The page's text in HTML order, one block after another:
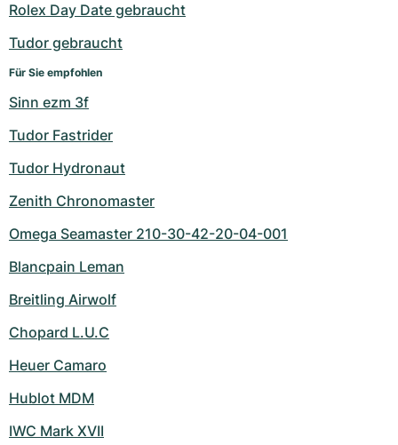
Rolex Day Date gebraucht
Tudor gebraucht
Für Sie empfohlen
Sinn ezm 3f
Tudor Fastrider
Tudor Hydronaut
Zenith Chronomaster
Omega Seamaster 210-30-42-20-04-001
Blancpain Leman
Breitling Airwolf
Chopard L.U.C
Heuer Camaro
Hublot MDM
IWC Mark XVII